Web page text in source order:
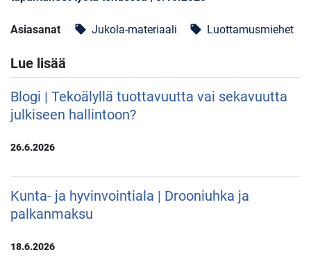
Asiasanat local_offer Jukola-materiaali local_offer Luottamusmiehet
Lue lisää
Blogi | Tekoälyllä tuottavuutta vai sekavuutta
julkiseen hallintoon?
26.6.2026
Kunta- ja hyvinvointiala | Drooniuhka ja
palkanmaksu
18.6.2026